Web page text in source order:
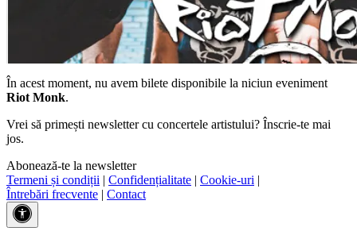
În acest moment, nu avem bilete disponibile la niciun eveniment
Riot Monk.
Vrei să primești newsletter cu concertele artistului? Înscrie-te mai
jos.
Abonează-te la newsletter
Termeni și condiții | Confidențialitate | Cookie-uri |
Întrebări frecvente | Contact